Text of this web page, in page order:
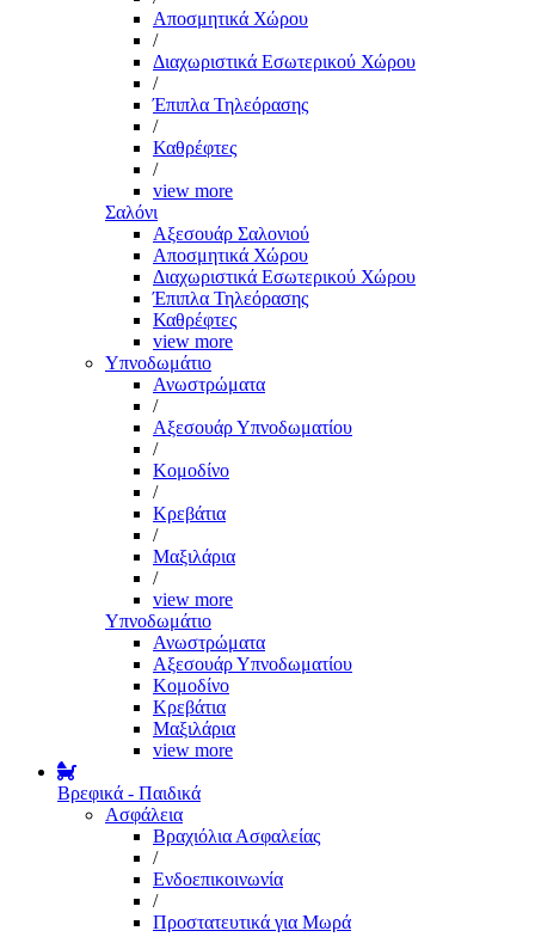
Αποσμητικά Χώρου
/
Διαχωριστικά Εσωτερικού Χώρου
/
Έπιπλα Τηλεόρασης
/
Καθρέφτες
/
view more
Σαλόνι
Αξεσουάρ Σαλονιού
Αποσμητικά Χώρου
Διαχωριστικά Εσωτερικού Χώρου
Έπιπλα Τηλεόρασης
Καθρέφτες
view more
Υπνοδωμάτιο
Ανωστρώματα
/
Αξεσουάρ Υπνοδωματίου
/
Κομοδίνο
/
Κρεβάτια
/
Μαξιλάρια
/
view more
Υπνοδωμάτιο
Ανωστρώματα
Αξεσουάρ Υπνοδωματίου
Κομοδίνο
Κρεβάτια
Μαξιλάρια
view more
Βρεφικά - Παιδικά
Ασφάλεια
Βραχιόλια Ασφαλείας
/
Ενδοεπικοινωνία
/
Προστατευτικά για Μωρά